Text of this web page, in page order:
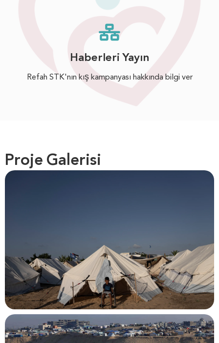
Haberleri Yayın
Refah STK'nın kış kampanyası hakkında bilgi ver
Proje Galerisi